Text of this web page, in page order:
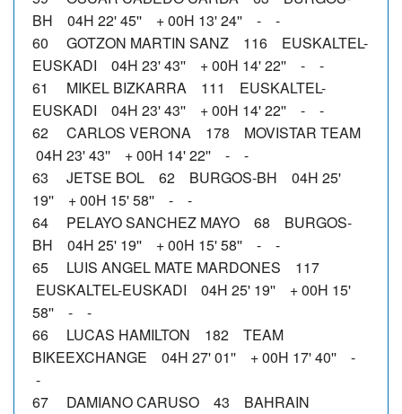
BH 04H 22' 45'' + 00H 13' 24'' - -
60 GOTZON MARTIN SANZ 116 EUSKALTEL-
EUSKADI 04H 23' 43'' + 00H 14' 22'' - -
61 MIKEL BIZKARRA 111 EUSKALTEL-
EUSKADI 04H 23' 43'' + 00H 14' 22'' - -
62 CARLOS VERONA 178 MOVISTAR TEAM
04H 23' 43'' + 00H 14' 22'' - -
63 JETSE BOL 62 BURGOS-BH 04H 25'
19'' + 00H 15' 58'' - -
64 PELAYO SANCHEZ MAYO 68 BURGOS-
BH 04H 25' 19'' + 00H 15' 58'' - -
65 LUIS ANGEL MATE MARDONES 117
EUSKALTEL-EUSKADI 04H 25' 19'' + 00H 15'
58'' - -
66 LUCAS HAMILTON 182 TEAM
BIKEEXCHANGE 04H 27' 01'' + 00H 17' 40'' -
-
67 DAMIANO CARUSO 43 BAHRAIN